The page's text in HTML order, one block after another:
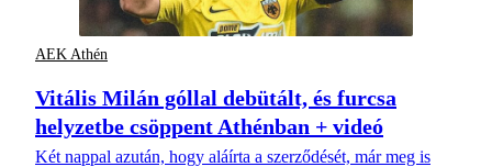
AEK Athén
Vitális Milán góllal debütált, és furcsa
helyzetbe csöppent Athénban + videó
Két nappal azután, hogy aláírta a szerződését, már meg is